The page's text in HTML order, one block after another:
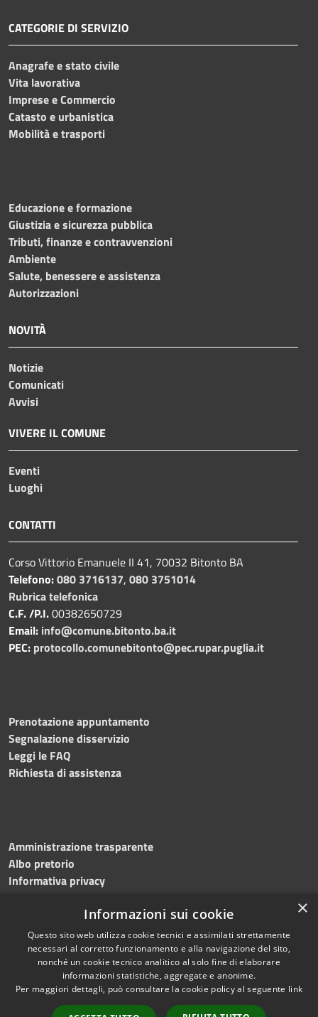
CATEGORIE DI SERVIZIO
Anagrafe e stato civile
Vita lavorativa
Imprese e Commercio
Catasto e urbanistica
Mobilità e trasporti
Educazione e formazione
Giustizia e sicurezza pubblica
Tributi, finanze e contravvenzioni
Ambiente
Salute, benessere e assistenza
Autorizzazioni
NOVITÀ
Notizie
Comunicati
Avvisi
VIVERE IL COMUNE
Eventi
Luoghi
CONTATTI
Corso Vittorio Emanuele II 41, 70032 Bitonto BA
Telefono:080 3716137, 080 3751014
Rubrica telefonica
C.F. /P.I.00382650729
Email: info@comune.bitonto.ba.it
PEC: protocollo.comunebitonto@pec.rupar.puglia.it
Prenotazione appuntamento
Segnalazione disservizio
Leggi le FAQ
Richiesta di assistenza
Amministrazione trasparente
Albo pretorio
Informativa privacy
Dichiarazione di accessibilità Meccanismo di feedback
RSS
Accessibilità
Copyright © 2026 • Comune di
Bitonto • Powered by
×
Informazioni sui cookie
Questo sito web utilizza cookie tecnici e assimilati strettamente
necessari al corretto funzionamento e alla navigazione del sito,
nonché un cookie tecnico analitico al solo fine di elaborare
informazioni statistiche, aggregate e anonime.
Per maggiori dettagli, può consultare la cookie policy al seguente link